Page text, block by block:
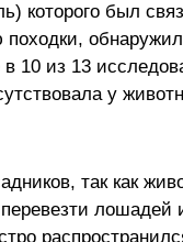
которого был
походки,
10 из 13
у
так как
лошадей